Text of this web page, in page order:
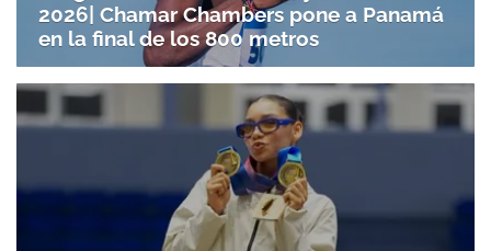
2026| Chamar Chambers pone a Panamá
en la final de los 800 metros